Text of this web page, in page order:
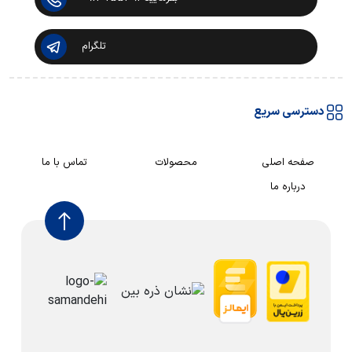
تلگرام
دسترسی سریع
صفحه اصلی محصولات
تماس با ما
درباره ما